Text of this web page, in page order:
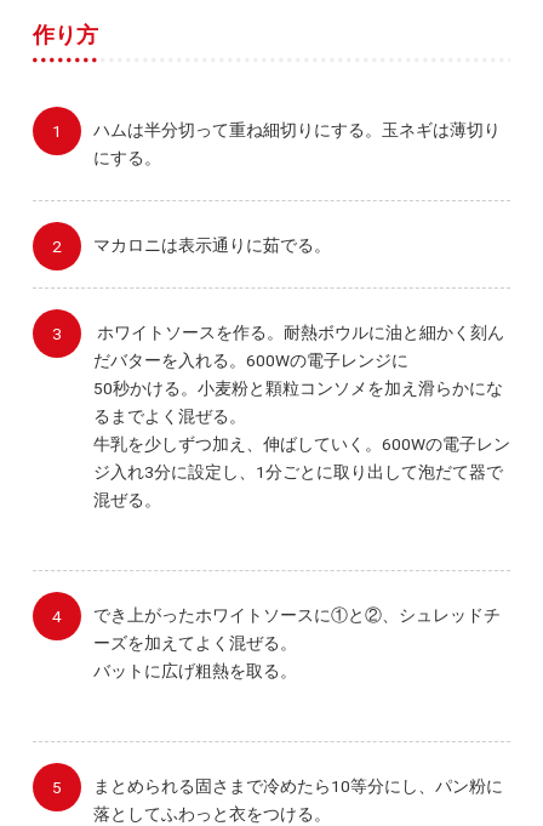
作り方
ハムは半分切って重ね細切りにする。玉ネギは薄切り
にする。
マカロニは表示通りに茹でる。
ホワイトソースを作る。耐熱ボウルに油と細かく刻ん
だバターを入れる。600Wの電子レンジに
50秒かける。小麦粉と顆粒コンソメを加え滑らかにな
るまでよく混ぜる。
牛乳を少しずつ加え、伸ばしていく。600Wの電子レン
ジ入れ3分に設定し、1分ごとに取り出して泡だて器で
混ぜる。
でき上がったホワイトソースに①と②、シュレッドチ
ーズを加えてよく混ぜる。
バットに広げ粗熱を取る。
まとめられる固さまで冷めたら10等分にし、パン粉に
落としてふわっと衣をつける。